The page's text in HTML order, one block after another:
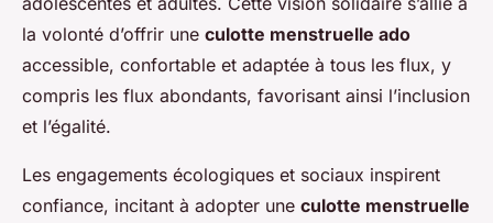
la volonté d’offrir une culotte menstruelle ado
accessible, confortable et adaptée à tous les flux, y
compris les flux abondants, favorisant ainsi l’inclusion
et l’égalité.
Les engagements écologiques et sociaux inspirent
confiance, incitant à adopter une culotte menstruelle